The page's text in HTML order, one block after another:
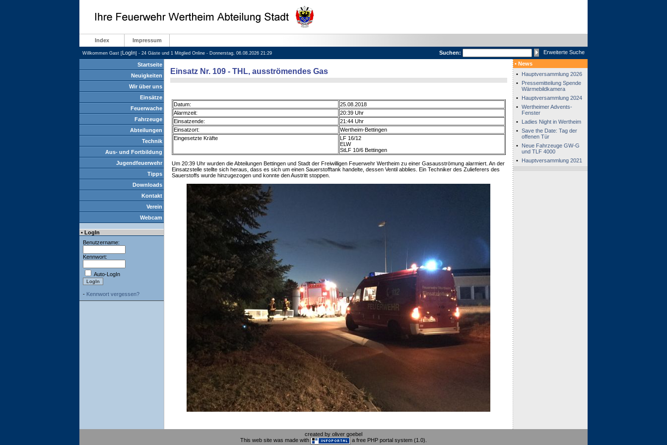
Index Impressum
Willkommen Gast [LogIn] - 24 Gäste und 1 Mitglied Online - Donnerstag, 06.08.2026 21:29 Suchen: Erweiterte Suche
Startseite
Neuigkeiten
Wir über uns
Einsätze
Feuerwache
Fahrzeuge
Abteilungen
Technik
Aus- und Fortbildung
Jugendfeuerwehr
Tipps
Downloads
Kontakt
Verein
Webcam
• LogIn
Benutzername:
Kennwort:
Auto-LogIn
- Kennwort vergessen?
Einsatz Nr. 109 - THL, ausströmendes Gas
Datum:
25.08.2018
Alarmzeit:
20:39 Uhr
Einsatzende:
21:44 Uhr
Einsatzort:
Wertheim-Bettingen
Eingesetzte Kräfte
LF 16/12
ELW
StLF 10/6 Bettingen
Um 20:39 Uhr wurden die Abteilungen Bettingen und Stadt der Freiwilligen Feuerwehr Wertheim zu einer Gasausströmung alarmiert. An der
Einsatzstelle stellte sich heraus, dass es sich um einen Sauerstofftank handelte, dessen Ventil abblies. Ein Techniker des Zulieferers des
Sauerstoffs wurde hinzugezogen und konnte den Austritt stoppen.
• News
•
Hauptversammlung 2026
•
Pressemitteilung Spende
Wärmebildkamera
•
Hauptversammlung 2024
• Wertheimer Advents-
Fenster
•
Ladies Night in Wertheim
• Save the Date: Tag der
offenen Tür
•
Neue Fahrzeuge GW-G
und TLF 4000
•
Hauptversammlung 2021
created by oliver goebel
This web site was made with
a free PHP portal system (1.0).